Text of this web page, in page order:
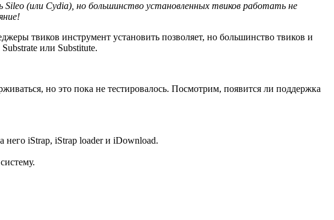
(или Cydia), но большинство установленных твиков работать не
твиков инструмент установить позволяет, но большинство твиков и
или Substitute.
но это пока не тестировалось. Посмотрим, появится ли поддержка
него iStrap, iStrap loader и iDownload.